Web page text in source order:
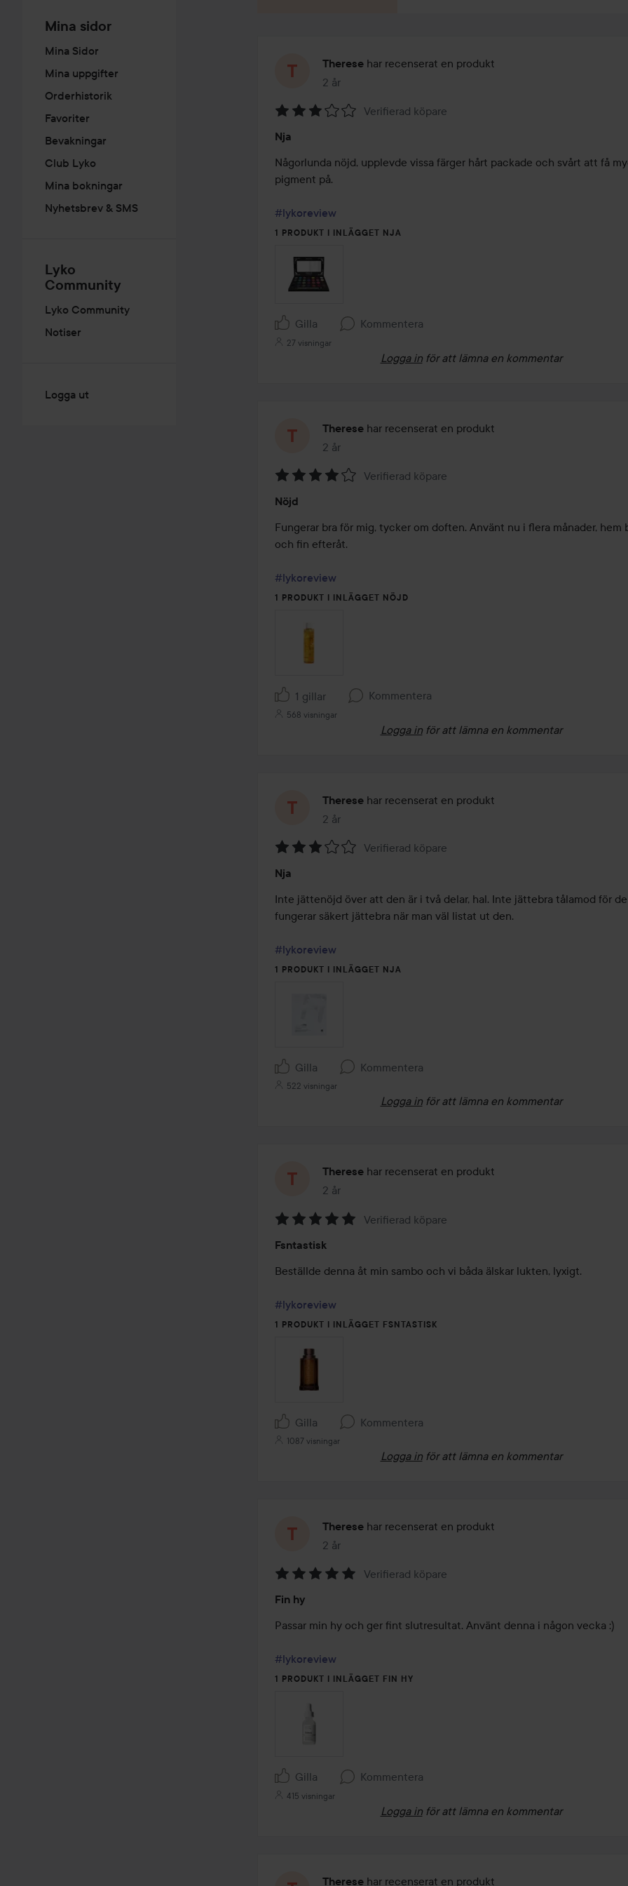
Mina sidor
Mina Sidor
Mina uppgifter
Orderhistorik
Favoriter
Bevakningar
Club Lyko
Mina bokningar
Nyhetsbrev & SMS
Lyko
Community
Lyko Community
Notiser
Logga ut
Therese har recenserat en produkt
2 år
Inlägget skapades 2 år
3
av
5
Verifierad köpare
Nja
Någorlunda nöjd, upplevde vissa färger hårt packade och svårt att få
pigment på.
#lykoreview
1 PRODUKT I INLÄGGET NJA
Gilla Kommentera
27 visningar
Logga in för att lämna en kommentar
Therese har recenserat en produkt
2 år
Inlägget skapades 2 år
4
av
5
Verifierad köpare
Nöjd
Fungerar bra för mig, tycker om doften. Använt nu i flera månader, hem
och fin efteråt.
#lykoreview
1 PRODUKT I INLÄGGET NÖJD
1 gillar Kommentera
568 visningar
Logga in för att lämna en kommentar
Therese har recenserat en produkt
2 år
Inlägget skapades 2 år
3
av
5
Verifierad köpare
Nja
Inte jättenöjd över att den är i två delar, hal. Inte jättebra tålamod för
fungerar säkert jättebra när man väl listat ut den.
#lykoreview
1 PRODUKT I INLÄGGET NJA
Gilla Kommentera
522 visningar
Logga in för att lämna en kommentar
Therese har recenserat en produkt
2 år
Inlägget skapades 2 år
5
av
Verifierad köpare
Fsntastisk
Beställde denna åt min sambo och vi båda älskar lukten, lyxigt.
#lykoreview
1 PRODUKT I INLÄGGET FSNTASTISK
Gilla Kommentera
1087 visningar
Logga in för att lämna en kommentar
Therese har recenserat en produkt
2 år
Inlägget skapades 2 år
5
av
Verifierad köpare
Fin hy
Passar min hy och ger fint slutresultat. Använt denna i någon vecka :)
#lykoreview
1 PRODUKT I INLÄGGET FIN HY
Gilla Kommentera
415 visningar
Logga in för att lämna en kommentar
Therese har recenserat en produkt